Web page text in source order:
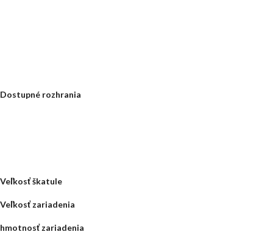
Dostupné rozhrania
Veľkosť škatule
Veľkosť zariadenia
hmotnosť zariadenia